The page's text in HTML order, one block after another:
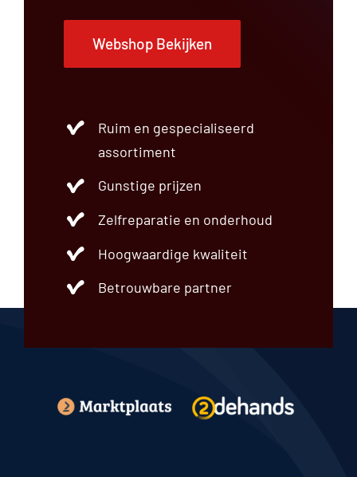
Webshop Bekijken
Ruim en gespecialiseerd
assortiment
Gunstige prijzen
Zelfreparatie en onderhoud
Hoogwaardige kwaliteit
Betrouwbare partner